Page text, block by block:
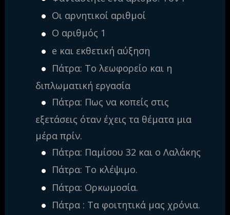
Οι αρνητικοί αριθμοί
Ο αριθμός 1
e και εκθετική αύξηση
Πάτρα: Το λεωφορείο και η
διπλωματική εργασία
Πάτρα: Πως να κοπείς στις
εξετάσεις όταν έχεις τα θέματα μια
μέρα πρίν.
Πάτρα: Παμίσου 32 και ο Λαλάκης
Πάτρα: Το κλέψιμο.
Πάτρα: Ορκωμοσία.
Πάτρα : Τα φοιτητικά μας χρόνια.